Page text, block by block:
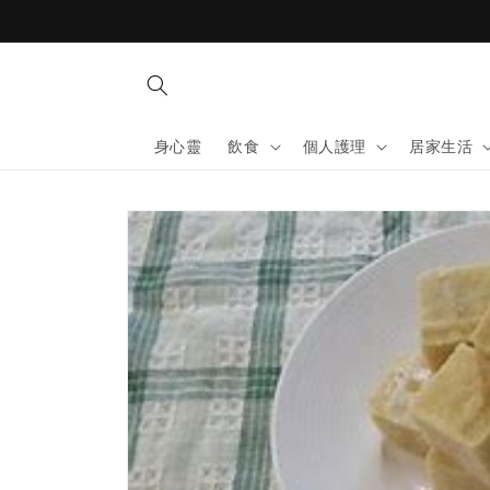
身心靈 飲食 個人護理 居家生活
Skip to
product
information